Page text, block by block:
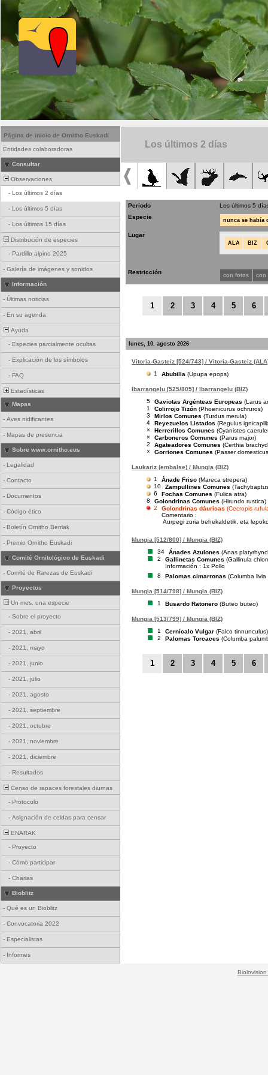
Página de inicio de Ornitho Euskadi
Entidades colaboradoras
Consultar
Observaciones
- Los últimos 2 días
- Los últimos 5 días
- Los últimos 15 días
Distribución de especies
- Pardillo alpino 2025
- Galería de imágenes y sonidos
Información
- Últimas noticias
- En su agenda
Ayuda
- Especies parcialmente ocultas
- Explicación de los símbolos
- FAQ
Estadísticas
Mapas
- Aves nidificantes
- Mapas de presencia
Sobre www.ornitho.eus
- Legalidad
- Contacto
- Documentos
- Código ético
- Boletín Ornitho Berriak
- Premio Ornitho Euskadi
Comité Ornitológico de Euskadi
- Comité de Rarezas de Euskadi
Proyectos
Un mes, una especie
- Sobre el proyecto
- 2021, abril
- 2021, mayo
- 2021, junio
- 2021, julio
- 2021, agosto
- 2021, septiembre
- 2021, octubre
- 2021, noviembre
- 2021, diciembre
- Resultados
Censo de rapaces forestales diurnas
- Protocolo
- Asignación de celdas para censar
ENARAK
- Proyecto
- Cómo participar
- Charlas
Bioblitz
- Qué es un Bioblitz
- Convocatoria 2022
- Especialistas
- Informes
Los últimos 2 días
Periodo
Los últimos 5
Especie
nunca se había
Lugar
ALA BIZ
Restricción con fotos con
1 2 3 4 5 6
lunes, 10. agosto 2026
Vitoria-Gasteiz [524/743] / Vitoria-Gasteiz
1
Abubilla (Upupa epops)
Ibarrangelu [525/805] / Ibarrangelu (BIZ)
5
Gaviotas Argénteas Europeas (Larus
1
Colirrojo Tizón (Phoenicurus ochruros)
3
Mirlos Comunes (Turdus merula)
4
Reyezuelos Listados (Regulus
×
Herrerillos Comunes (Cyanistes
×
Carboneros Comunes (Parus major)
2
Agateadores Comunes (Certhia
×
Gorriones Comunes (Passer
Laukariz (embalse) / Mungia (BIZ)
1
Ánade Friso (Mareca strepera)
10
Zampullines Comunes
6
Fochas Comunes (Fulica atra)
8
Golondrinas Comunes (Hirundo rustica)
2
Golondrinas dáuricas (Cecropis
Comentario :
Aurpegi zuria behekaldetik, eta
Mungia [512/800] / Mungia (BIZ)
34
Ánades Azulones (Anas
2
Gallinetas Comunes (Gallinula
Información : 1x Pollo
8
Palomas cimarronas (Columba
Mungia [514/798] / Mungia (BIZ)
1
Busardo Ratonero (Buteo buteo)
Mungia [513/799] / Mungia (BIZ)
1
Cernícalo Vulgar (Falco tinnunculus)
2
Palomas Torcaces (Columba
1 2 3 4 5 6
Biolovision